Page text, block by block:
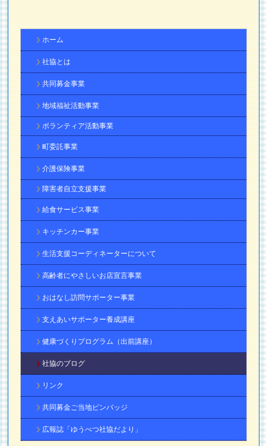
ホーム
社協とは
共同募金事業
地域福祉活動事業
ボランティア活動事業
町委託事業
介護保険事業
障害者自立支援事業
給食サービス事業
キッチンカー事業
生活支援コーディネーターについて
高齢者にやさしいお店宣言事業
おはなし訪問サポーター事業
支えあいサポーター養成講座
健康づくりプログラム（出前講座）
社協のブログ
リンク
共同募金ご当地ピンバッジ
広報誌「ゆうべつ社協だより」